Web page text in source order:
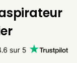
aspirateur